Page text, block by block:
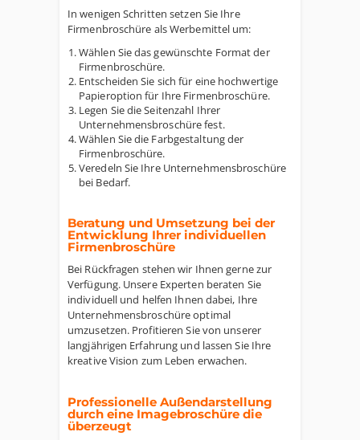
In wenigen Schritten setzen Sie Ihre
Firmenbroschüre als Werbemittel um:
Wählen Sie das gewünschte Format der
Firmenbroschüre.
Entscheiden Sie sich für eine hochwertige
Papieroption für Ihre Firmenbroschüre.
Legen Sie die Seitenzahl Ihrer
Unternehmensbroschüre fest.
Wählen Sie die Farbgestaltung der
Firmenbroschüre.
Veredeln Sie Ihre Unternehmensbroschüre
bei Bedarf.
Beratung und Umsetzung bei der
Entwicklung Ihrer individuellen
Firmenbroschüre
Bei Rückfragen stehen wir Ihnen gerne zur
Verfügung. Unsere Experten beraten Sie
individuell und helfen Ihnen dabei, Ihre
Unternehmensbroschüre optimal
umzusetzen. Profitieren Sie von unserer
langjährigen Erfahrung und lassen Sie Ihre
kreative Vision zum Leben erwachen.
Professionelle Außendarstellung
durch eine Imagebroschüre die
überzeugt